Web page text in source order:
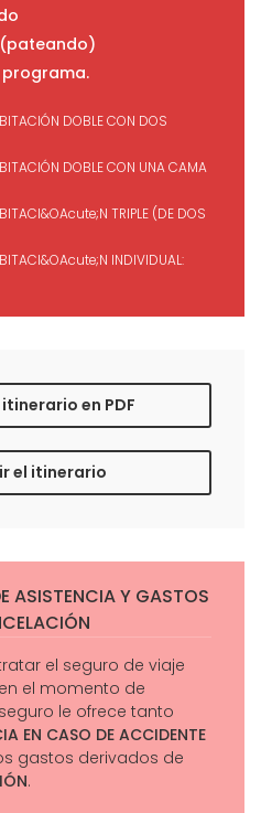
DOBLE CON DOS
DOBLE CON UNA CAMA
TRIPLE (DE DOS
INDIVIDUAL:
en PDF
el itinerario
ASISTENCIA Y GASTOS
el seguro de viaje
el momento de
le ofrece tanto
EN CASO DE ACCIDENTE
gastos derivados de
.